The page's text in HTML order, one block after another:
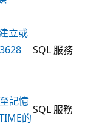
立或
SQL 服務
記憶
的
SQL 服務